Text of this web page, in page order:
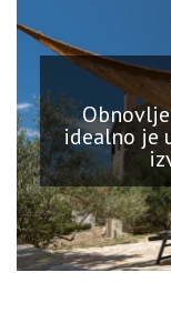
idealno je